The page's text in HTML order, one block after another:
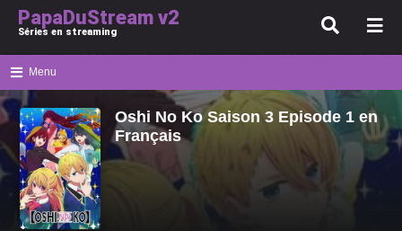
PapaDuStream v2
Séries en streaming
Menu
Oshi No Ko Saison 3 Episode 1 en
Français